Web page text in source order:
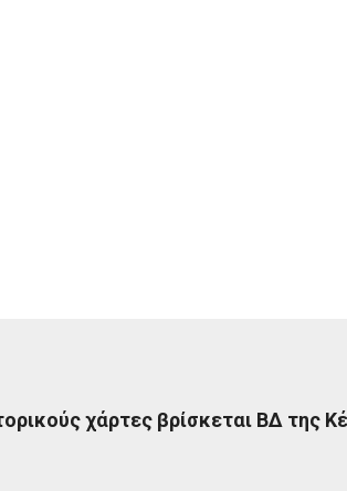
χάρτες βρίσκεται ΒΔ της